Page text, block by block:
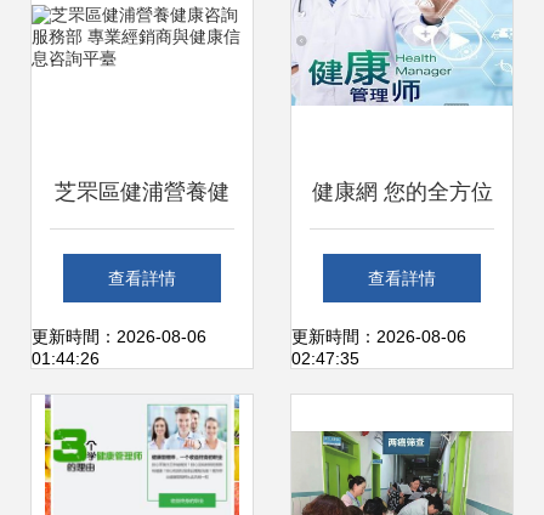
芝罘區健浦營養健
康咨詢服務部 專業
經銷商與健康信息
咨詢平臺
查看詳情
更新時間：2026-08-06
01:44:26
健康網 您的全方位
健康信息咨詢伙伴
查看詳情
更新時間：2026-08-06
02:47:35